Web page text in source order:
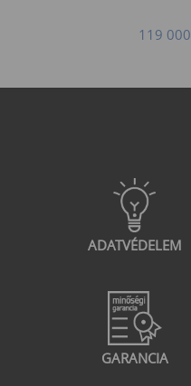
119 000
ADATVÉDELEM
GARANCIA